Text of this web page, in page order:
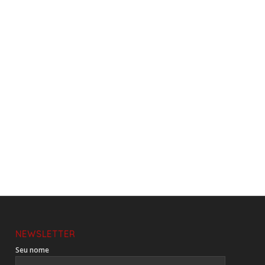
NEWSLETTER
Seu nome